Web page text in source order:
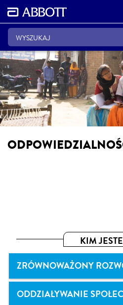
KIM
ZRÓWNOWAŻONY
ODDZIAŁYWANIE